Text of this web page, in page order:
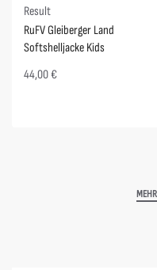
Result
RuFV Gleiberger Land
Softshelljacke Kids
44,00 €